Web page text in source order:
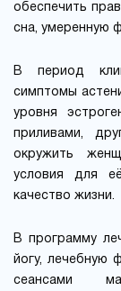
обеспечить
сна, умеренную
В период
симптомы
уровня
приливами,
окружить
условия для
качество жизни.
В программу
йогу, лечебную
сеансами